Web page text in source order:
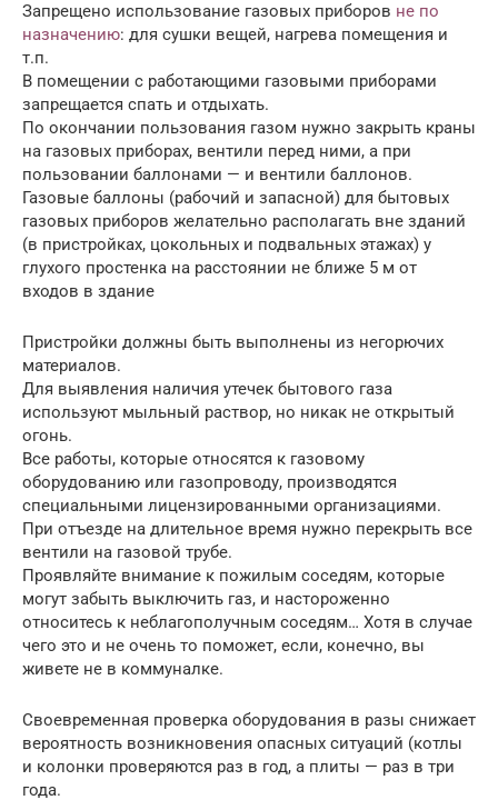
Запрещено использование газовых приборов не по
назначению: для сушки вещей, нагрева помещения и
т.п.
В помещении с работающими газовыми приборами
запрещается спать и отдыхать.
По окончании пользования газом нужно закрыть краны
на газовых приборах, вентили перед ними, а при
пользовании баллонами — и вентили баллонов.
Газовые баллоны (рабочий и запасной) для бытовых
газовых приборов желательно располагать вне зданий
(в пристройках, цокольных и подвальных этажах) у
глухого простенка на расстоянии не ближе 5 м от
входов в здание
Пристройки должны быть выполнены из негорючих
материалов.
Для выявления наличия утечек бытового газа
используют мыльный раствор, но никак не открытый
огонь.
Все работы, которые относятся к газовому
оборудованию или газопроводу, производятся
специальными лицензированными организациями.
При отъезде на длительное время нужно перекрыть все
вентили на газовой трубе.
Проявляйте внимание к пожилым соседям, которые
могут забыть выключить газ, и настороженно
относитесь к неблагополучным соседям… Хотя в случае
чего это и не очень то поможет, если, конечно, вы
живете не в коммуналке.
Своевременная проверка оборудования в разы снижает
вероятность возникновения опасных ситуаций (котлы
и колонки проверяются раз в год, а плиты — раз в три
года.